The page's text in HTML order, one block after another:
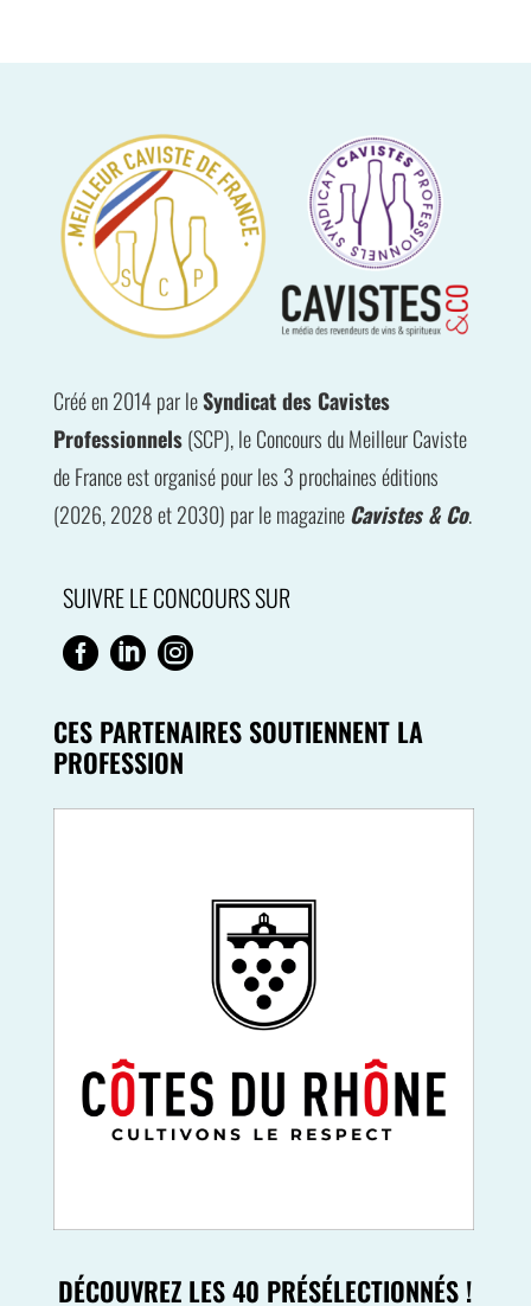
Créé en 2014 par leSyndicat des Cavistes
Professionnels(SCP), le Concours du Meilleur Caviste
de France est organisé pour les 3 prochaines éditions
(2026, 2028 et 2030) par le magazineCavistes & Co.
SUIVRE LE CONCOURS SUR
  
CES PARTENAIRES SOUTIENNENT LA
PROFESSION
DÉCOUVREZ LES 40 PRÉSÉLECTIONNÉS !